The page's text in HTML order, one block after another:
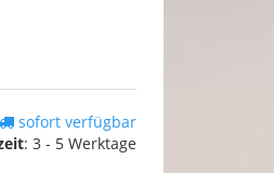
sofort verfügbar
: 3 - 5 Werktage